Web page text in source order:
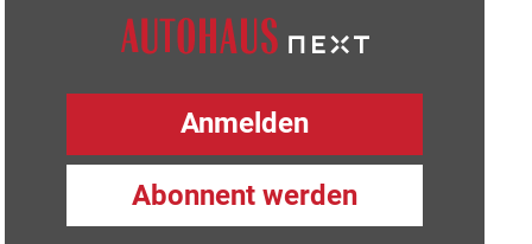
Anmelden
Abonnent werden